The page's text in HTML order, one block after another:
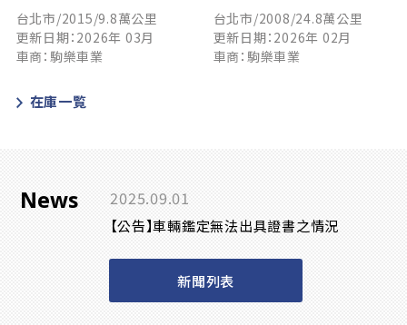
台北市/2015/9.8萬公里
更新日期：2026年 03月
車商：駒樂車業
台北市/2008/24.8萬公里
更新日期：2026年 02月
車商：駒樂車業
在庫一覧
News 2025.09.01
【公告】車輛鑑定無法出具證書之情況
新聞列表